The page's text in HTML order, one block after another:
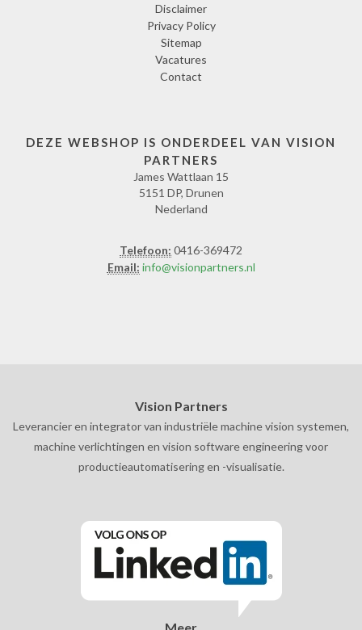
Disclaimer
Privacy Policy
Sitemap
Vacatures
Contact
DEZE WEBSHOP IS ONDERDEEL VAN VISION
PARTNERS
James Wattlaan 15
5151 DP, Drunen
Nederland
Telefoon: 0416-369472
Email: info@visionpartners.nl
Vision Partners
Leverancier en integrator van industriële machine vision systemen,
machine verlichtingen en vision software engineering voor
productieautomatisering en -visualisatie.